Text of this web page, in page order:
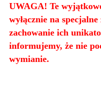
UWAGA! Te
wyłącznie na
zachowanie ich
informujemy, że nie
wymianie.